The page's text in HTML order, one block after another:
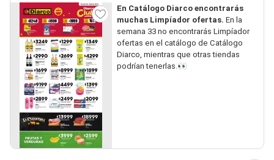
En Catálogo Diarco encontrarás
muchas Limpíador ofertas. En la
semana 33 no encontrarás Limpíador
ofertas en el catálogo de Catálogo
Diarco, mientras que otras tiendas
podrían tenerlas.👀